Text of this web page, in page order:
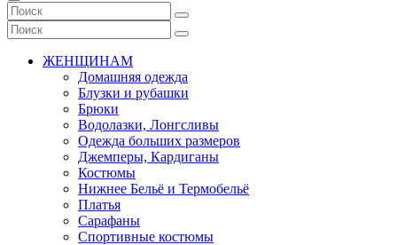
ЖЕНЩИНАМ
Домашняя одежда
Блузки и рубашки
Брюки
Водолазки, Лонгсливы
Одежда больших размеров
Джемперы, Кардиганы
Костюмы
Нижнее Бельё и Термобельё
Платья
Сарафаны
Спортивные костюмы